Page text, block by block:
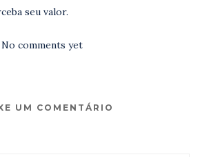
seu valor.
No comments yet
UM COMENTÁRIO